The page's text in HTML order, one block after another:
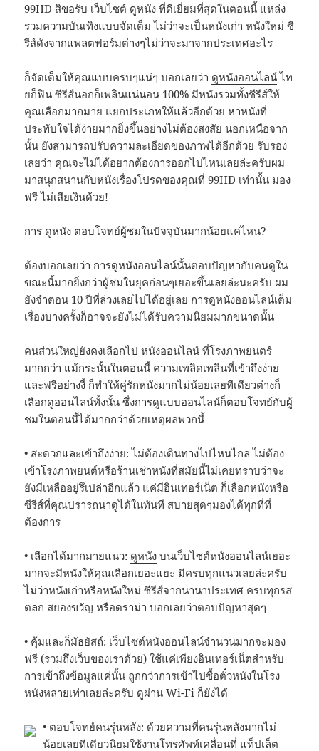
99HD สิขอรับ เว็บไซต์ ดูหนัง ที่ดีเยี่ยมที่สุดในตอนนี้ แหล่ง
รวมความบันเทิงแบบจัดเต็ม ไม่ว่าจะเป็นหนังเก่า หนังใหม่ ซี
รีส์ดังจากแพลตฟอร์มต่างๆไม่ว่าจะมาจากประเทศอะไร
ก็จัดเต็มให้คุณแบบครบๆแน่ๆ บอกเลยว่า ดูหนังออนไลน์ไท
ยก็ฟิน ซีรีส์นอกก็เพลินแน่นอน 100% มีหนังรวมทั้งซีรีส์ให้
คุณเลือกมากมาย แยกประเภทให้แล้วอีกด้วย หาหนังที่
ประทับใจได้ง่ายมากยิ่งขึ้นอย่างไม่ต้องสงสัย นอกเหนือจาก
นั้น ยังสามารถปรับความละเอียดของภาพได้อีกด้วย รับรอง
เลยว่า คุณจะไม่ได้อยากต้องการออกไปไหนเลยล่ะครับผม
มาสนุกสนานกับหนังเรื่องโปรดของคุณที่ 99HD เท่านั้น มอง
ฟรี ไม่เสียเงินด้วย!
การ ดูหนัง ตอบโจทย์ผู้ชมในปัจจุบันมากน้อยแค่ไหน?
ต้องบอกเลยว่า การดูหนังออนไลน์นั้นตอบปัญหากับคนดูใน
ขณะนี้มากยิ่งกว่าผู้ชมในยุคก่อนๆเยอะขึ้นเลยล่ะนะครับ ผม
ยังจำตอน 10 ปีที่ล่วงเลยไปได้อยู่เลย การดูหนังออนไลน์เต็ม
เรื่องบางครั้งก็อาจจะยังไม่ได้รับความนิยมมากขนาดนั้น
คนส่วนใหญ่ยังคงเลือกไป หนังออนไลน์ ที่โรงภาพยนตร์
มากกว่า แม้กระนั้นในตอนนี้ ความเพลิดเพลินที่เข้าถึงง่าย
และฟรีอย่างงี้ ก็ทำให้คู่รักหนังมากไม่น้อยเลยทีเดียวต่างก็
เลือกดูออนไลน์ทั้งนั้น ซึ่งการดูแบบออนไลน์ก็ตอบโจทย์กับผู้
ชมในตอนนี้ได้มากกว่าด้วยเหตุผลพวกนี้
• สะดวกและเข้าถึงง่าย: ไม่ต้องเดินทางไปไหนไกล ไม่ต้อง
เข้าโรงภาพยนต์หรือร้านเช่าหนังที่สมัยนี้ไม่เคยทราบว่าจะ
ยังมีเหลืออยู่รึเปล่าอีกแล้ว แค่มีอินเทอร์เน็ต ก็เลือกหนังหรือ
ซีรีส์ที่คุณปรารถนาดูได้ในทันที สบายสุดๆมองได้ทุกที่ที่
ต้องการ
• เลือกได้มากมายแนว: ดูหนัง บนเว็บไซต์หนังออนไลน์เยอะ
มากจะมีหนังให้คุณเลือกเยอะแยะ มีครบทุกแนวเลยล่ะครับ
ไม่ว่าหนังเก่าหรือหนังใหม่ ซีรีส์จากนานาประเทศ ครบทุกรส
ตลก สยองขวัญ หรือดราม่า บอกเลยว่าตอบปัญหาสุดๆ
• คุ้มและก็มัธยัสถ์: เว็บไซต์หนังออนไลน์จำนวนมากจะมอง
ฟรี (รวมถึงเว็บของเราด้วย) ใช้แค่เพียงอินเทอร์เน็ตสำหรับ
การเข้าถึงข้อมูลแค่นั้น ถูกกว่าการเข้าไปซื้อตั๋วหนังในโรง
หนังหลายเท่าเลยล่ะครับ ดูผ่าน Wi-Fi ก็ยังได้
• ตอบโจทย์คนรุ่นหลัง: ด้วยความที่คนรุ่นหลังมากไม่
น้อยเลยทีเดียวนิยมใช้งานโทรศัพท์เคลื่อนที่ แท็ปเล็ต